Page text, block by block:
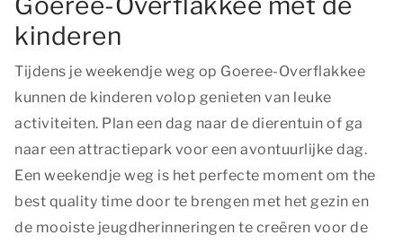
kinderen
Tijdens je weekendje weg op Goeree-Overflakkee
kunnen de kinderen volop genieten van leuke
activiteiten. Plan een dag naar de dierentuin of ga
naar een attractiepark voor een avontuurlijke dag.
Een weekendje weg is het perfecte moment om the
best quality time door te brengen met het gezin en
de mooiste jeugdherinneringen te creëren voor de